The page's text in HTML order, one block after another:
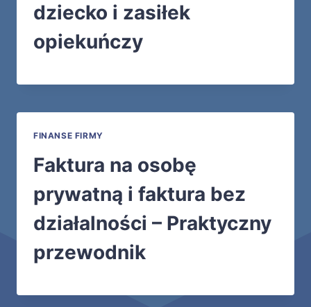
dziecko i zasiłek
opiekuńczy
FINANSE FIRMY
Faktura na osobę
prywatną i faktura bez
działalności – Praktyczny
przewodnik